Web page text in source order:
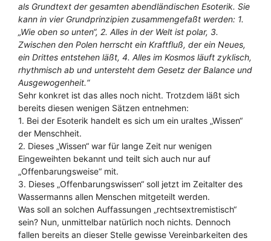
als Grundtext der gesamten abendländischen Esoterik. Sie
kann in vier Grundprinzipien zusammengefaßt werden: 1.
„Wie oben so unten“, 2. Alles in der Welt ist polar, 3.
Zwischen den Polen herrscht ein Kraftfluß, der ein Neues,
ein Drittes entstehen läßt, 4. Alles im Kosmos läuft zyklisch,
rhythmisch ab und untersteht dem Gesetz der Balance und
Ausgewogenheit.“
Sehr konkret ist das alles noch nicht. Trotzdem läßt sich
bereits diesen wenigen Sätzen entnehmen:
1. Bei der Esoterik handelt es sich um ein uraltes „Wissen“
der Menschheit.
2. Dieses „Wissen“ war für lange Zeit nur wenigen
Eingeweihten bekannt und teilt sich auch nur auf
„Offenbarungsweise“ mit.
3. Dieses „Offenbarungswissen“ soll jetzt im Zeitalter des
Wassermanns allen Menschen mitgeteilt werden.
Was soll an solchen Auffassungen „rechtsextremistisch“
sein? Nun, unmittelbar natürlich noch nichts. Dennoch
fallen bereits an dieser Stelle gewisse Vereinbarkeiten des